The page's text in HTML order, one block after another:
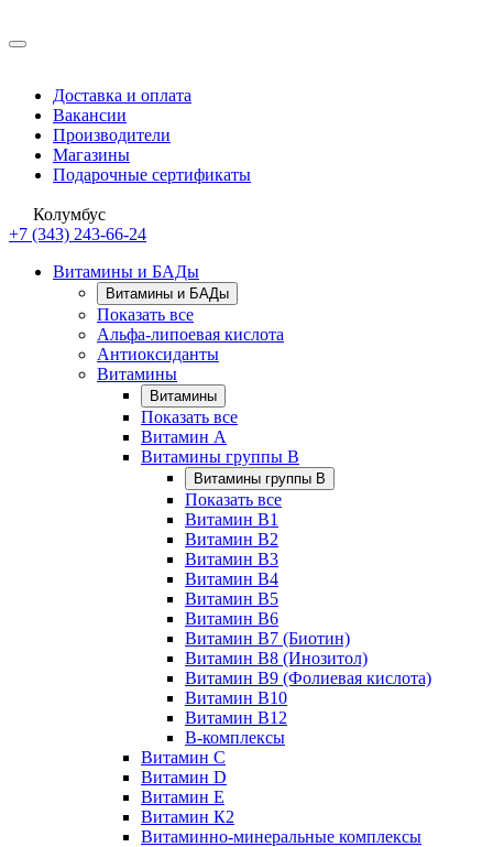
Доставка и оплата
Вакансии
Производители
Магазины
Подарочные сертификаты
Колумбус
+7 (343) 243-66-24
Витамины и БАДы
Витамины и БАДы
Показать все
Альфа-липоевая кислота
Антиоксиданты
Витамины
Витамины
Показать все
Витамин A
Витамины группы B
Витамины группы B
Показать все
Витамин B1
Витамин B2
Витамин B3
Витамин B4
Витамин B5
Витамин B6
Витамин B7 (Биотин)
Витамин B8 (Инозитол)
Витамин B9 (Фолиевая кислота)
Витамин B10
Витамин B12
B-комплексы
Витамин C
Витамин D
Витамин E
Витамин К2
Витаминно-минеральные комплексы